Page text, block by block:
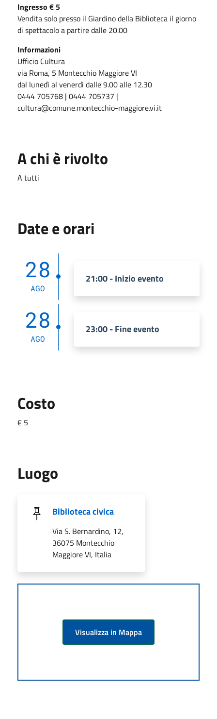
Ingresso € 5
Vendita solo presso il Giardino della Biblioteca il giorno
di spettacolo a partire dalle 20.00
Informazioni
Ufficio Cultura
via Roma, 5 Montecchio Maggiore VI
dal lunedì al venerdì dalle 9.00 alle 12.30
0444 705768 | 0444 705737 |
cultura@comune.montecchio-maggiore.vi.it
A chi è rivolto
A tutti
Date e orari
28
AGO
21:00 - Inizio evento
28
AGO
23:00 - Fine evento
Costo
€ 5
Luogo
Biblioteca civica
Via S. Bernardino, 12,
36075 Montecchio
Maggiore VI, Italia
Visualizza in Mappa